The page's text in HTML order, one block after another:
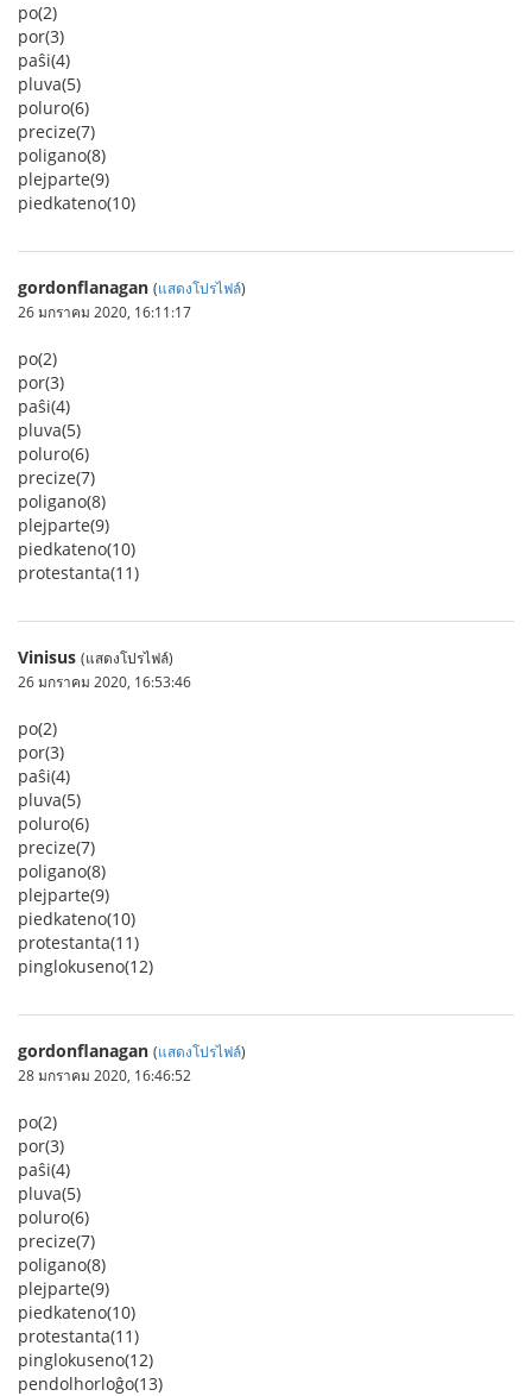
po(2)
por(3)
paŝi(4)
pluva(5)
poluro(6)
precize(7)
poligano(8)
plejparte(9)
piedkateno(10)
gordonflanagan (แสดงโปรไฟล์)
26 มกราคม 2020, 16:11:17
po(2)
por(3)
paŝi(4)
pluva(5)
poluro(6)
precize(7)
poligano(8)
plejparte(9)
piedkateno(10)
protestanta(11)
Vinisus (แสดงโปรไฟล์)
26 มกราคม 2020, 16:53:46
po(2)
por(3)
paŝi(4)
pluva(5)
poluro(6)
precize(7)
poligano(8)
plejparte(9)
piedkateno(10)
protestanta(11)
pinglokuseno(12)
gordonflanagan (แสดงโปรไฟล์)
28 มกราคม 2020, 16:46:52
po(2)
por(3)
paŝi(4)
pluva(5)
poluro(6)
precize(7)
poligano(8)
plejparte(9)
piedkateno(10)
protestanta(11)
pinglokuseno(12)
pendolhorloĝo(13)